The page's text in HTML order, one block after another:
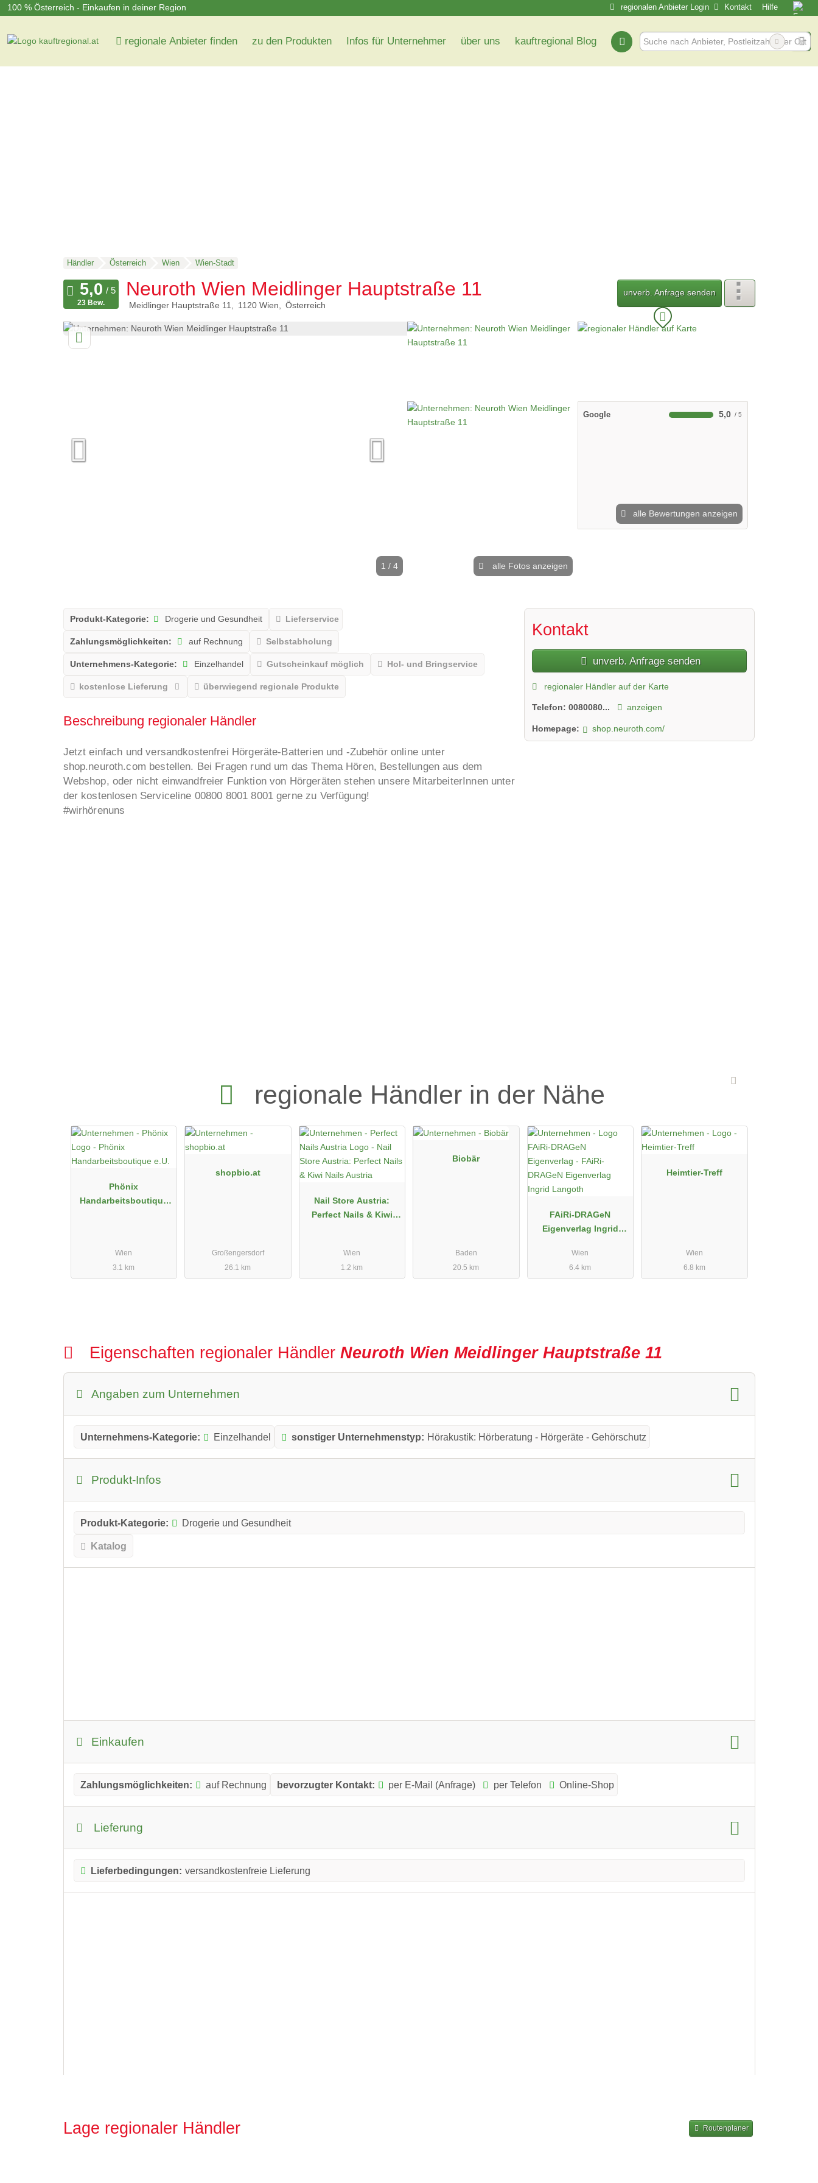
100 % Österreich - Einkaufen in deiner Region regionalen Anbieter Login Kontakt Hilfe
regionale Anbieter finden zu den Produkten Infos für Unternehmer über uns kauftregional Blog
Händler Österreich Wien Wien-Stadt
Neuroth Wien Meidlinger Hauptstraße 11
Meidlinger Hauptstraße 11 1120 Wien Österreich
unverb. Anfrage senden
23 Bew.
1 / 4 alle Fotos anzeigen
Google 5,0
alle Bewertungen anzeigen
Produkt-Kategorie: Drogerie und Gesundheit Lieferservice
Zahlungsmöglichkeiten: auf Rechnung Selbstabholung
Unternehmens-Kategorie: Einzelhandel Gutscheinkauf möglich Hol- und Bringservice
kostenlose Lieferung überwiegend regionale Produkte
Beschreibung regionaler Händler
Jetzt einfach und versandkostenfrei Hörgeräte-Batterien und -Zubehör online unter
shop.neuroth.com bestellen. Bei Fragen rund um das Thema Hören, Bestellungen aus dem
Webshop, oder nicht einwandfreier Funktion von Hörgeräten stehen unsere MitarbeiterInnen unter
der kostenlosen Serviceline 00800 8001 8001 gerne zu Verfügung!
#wirhörenuns
Kontakt
unverb. Anfrage senden
regionaler Händler auf der Karte
Telefon:0080080... anzeigen
Homepage: shop.neuroth.com/
regionale Händler in der Nähe
Phönix
Handarbeitsboutique
Wien
3.1 km
shopbio.at
Großengersdorf
26.1 km
Nail Store Austria:
Perfect Nails & Kiwi
Wien
1.2 km
Biobär
Baden
20.5 km
FAiRi-DRAGeN
Eigenverlag Ingrid
Wien
6.4 km
Heimtier-Treff
Wien
6.8 km
Eigenschaften regionaler HändlerNeuroth Wien Meidlinger Hauptstraße 11
Angaben zum Unternehmen
Unternehmens-Kategorie: Einzelhandel sonstiger Unternehmenstyp: Hörakustik: Hörberatung - Hörgeräte - Gehörschutz
Produkt-Infos
Produkt-Kategorie: Drogerie und Gesundheit
Katalog
Einkaufen
Zahlungsmöglichkeiten: auf Rechnung bevorzugter Kontakt: per E-Mail (Anfrage) per Telefon Online-Shop
Lieferung
Lieferbedingungen: versandkostenfreie Lieferung
Lage regionaler Händler Routenplaner